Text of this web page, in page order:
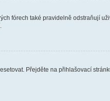
fórech také pravidelně odstraňují
Přejděte na přihlašovací